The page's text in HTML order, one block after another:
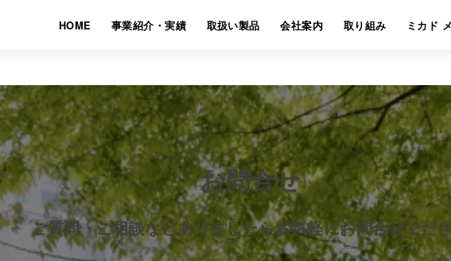
HOME 事業紹介・実績 取扱い製品 会社案内 取り組み ミカド
お問合せ
ご質問・ご相談などありましたらお気軽にお問合せくだ